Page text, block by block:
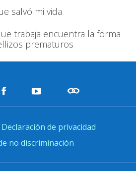
salvó mi vida
trabaja encuentra la forma
prematuros
de privacidad
no discriminación